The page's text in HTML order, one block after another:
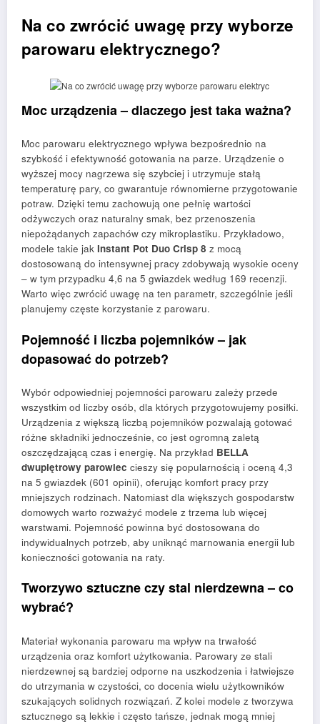
Na co zwrócić uwagę przy wyborze
parowaru elektrycznego?
Moc urządzenia – dlaczego jest taka ważna?
Moc parowaru elektrycznego wpływa bezpośrednio na
szybkość i efektywność gotowania na parze. Urządzenie o
wyższej mocy nagrzewa się szybciej i utrzymuje stałą
temperaturę pary, co gwarantuje równomierne przygotowanie
potraw. Dzięki temu zachowują one pełnię wartości
odżywczych oraz naturalny smak, bez przenoszenia
niepożądanych zapachów czy mikroplastiku. Przykładowo,
modele takie jak Instant Pot Duo Crisp 8 z mocą
dostosowaną do intensywnej pracy zdobywają wysokie oceny
– w tym przypadku 4,6 na 5 gwiazdek według 169 recenzji.
Warto więc zwrócić uwagę na ten parametr, szczególnie jeśli
planujemy częste korzystanie z parowaru.
Pojemność i liczba pojemników – jak
dopasować do potrzeb?
Wybór odpowiedniej pojemności parowaru zależy przede
wszystkim od liczby osób, dla których przygotowujemy posiłki.
Urządzenia z większą liczbą pojemników pozwalają gotować
różne składniki jednocześnie, co jest ogromną zaletą
oszczędzającą czas i energię. Na przykład BELLA
dwupiętrowy parowiec cieszy się popularnością i oceną 4,3
na 5 gwiazdek (601 opinii), oferując komfort pracy przy
mniejszych rodzinach. Natomiast dla większych gospodarstw
domowych warto rozważyć modele z trzema lub więcej
warstwami. Pojemność powinna być dostosowana do
indywidualnych potrzeb, aby uniknąć marnowania energii lub
konieczności gotowania na raty.
Tworzywo sztuczne czy stal nierdzewna – co
wybrać?
Materiał wykonania parowaru ma wpływ na trwałość
urządzenia oraz komfort użytkowania. Parowary ze stali
nierdzewnej są bardziej odporne na uszkodzenia i łatwiejsze
do utrzymania w czystości, co docenia wielu użytkowników
szukających solidnych rozwiązań. Z kolei modele z tworzywa
sztucznego są lekkie i często tańsze, jednak mogą mniej